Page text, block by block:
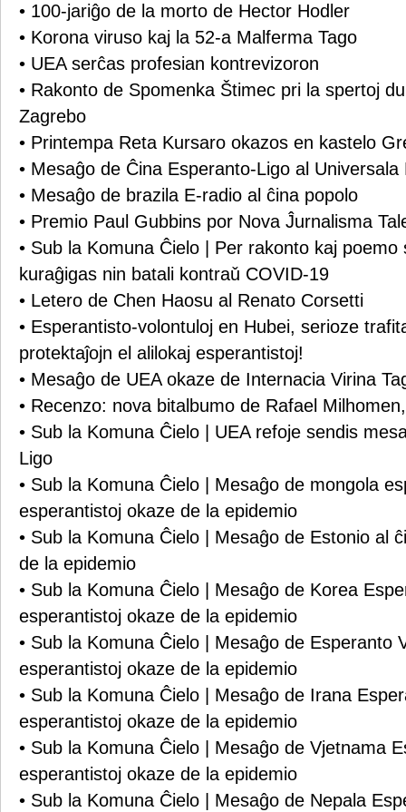
• 100-jariĝo de la morto de Hector Hodler
• Korona viruso kaj la 52-a Malferma Tago
• UEA serĉas profesian kontrevizoron
• Rakonto de Spomenka Štimec pri la spertoj
Zagrebo
• Printempa Reta Kursaro okazos en kastelo
• Mesaĝo de Ĉina Esperanto-Ligo al
• Mesaĝo de brazila E-radio al ĉina popolo
• Premio Paul Gubbins por Nova Ĵurnalisma
• Sub la Komuna Ĉielo | Per rakonto kaj
kuraĝigas nin batali kontraǔ COVID-19
• Letero de Chen Haosu al Renato Corsetti
• Esperantisto-volontuloj en Hubei, serioze
protektaĵojn el alilokaj esperantistoj!
• Mesaĝo de UEA okaze de Internacia Virina
• Recenzo: nova bitalbumo de Rafael
• Sub la Komuna Ĉielo | UEA refoje sendis
Ligo
• Sub la Komuna Ĉielo | Mesaĝo de mongola
esperantistoj okaze de la epidemio
• Sub la Komuna Ĉielo | Mesaĝo de Estonio al
de la epidemio
• Sub la Komuna Ĉielo | Mesaĝo de Korea
esperantistoj okaze de la epidemio
• Sub la Komuna Ĉielo | Mesaĝo de Esperanto
esperantistoj okaze de la epidemio
• Sub la Komuna Ĉielo | Mesaĝo de Irana
esperantistoj okaze de la epidemio
• Sub la Komuna Ĉielo | Mesaĝo de Vjetnama
esperantistoj okaze de la epidemio
• Sub la Komuna Ĉielo | Mesaĝo de Nepala